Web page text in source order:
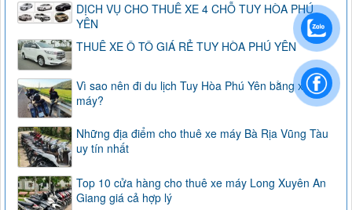
DỊCH VỤ CHO THUÊ XE 4 CHỖ TUY HÒA PHÚ
YÊN
THUÊ XE Ô TÔ GIÁ RẺ TUY HÒA PHÚ YÊN
Vì sao nên đi du lịch Tuy Hòa Phú Yên bằng xe
máy?
Những địa điểm cho thuê xe máy Bà Rịa Vũng Tàu
uy tín nhất
Top 10 cửa hàng cho thuê xe máy Long Xuyên An
Giang giá cả hợp lý